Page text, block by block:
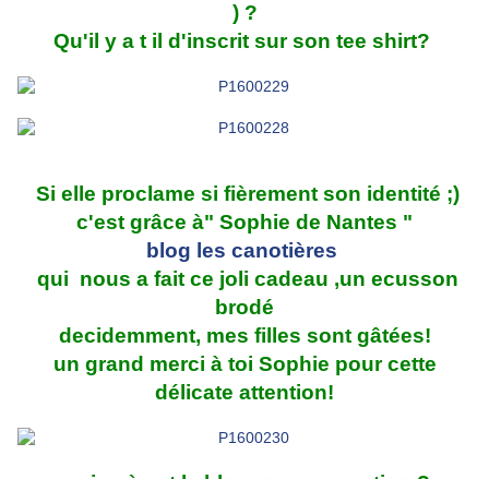
) ?
Qu'il y a t il d'inscrit sur son tee shirt?
Si elle proclame si fièrement son identité ;)
c'est grâce à" Sophie de Nantes "
blog les canotières
qui nous a fait ce joli cadeau ,un ecusson
brodé
decidemment, mes filles sont gâtées!
un grand merci à toi Sophie pour cette
délicate attention!